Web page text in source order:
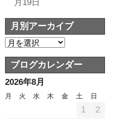
月19日
月別アーカイブ
ブログカレンダー
2026年8月
月 火 水 木 金 土 日
1
2